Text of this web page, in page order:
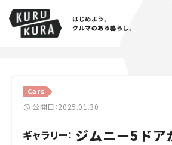
はじめよう、
クルマのある暮らし。
Cars
公開日：2025.01.30
ギャラリー： ジムニー5ドア
Cars
Lifestyle